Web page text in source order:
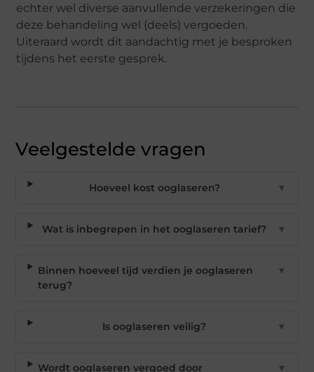
echter wel diverse aanvullende verzekeringen die
deze behandeling wel (deels) vergoeden.
Uiteraard wordt dit aandachtig met je besproken
tijdens het eerste gesprek.
Veelgestelde vragen
Hoeveel kost ooglaseren? ▼
Wat is inbegrepen in het ooglaseren tarief? ▼
Binnen hoeveel tijd verdien je ooglaseren
terug?
▼
Is ooglaseren veilig? ▼
Wordt ooglaseren vergoed door ▼